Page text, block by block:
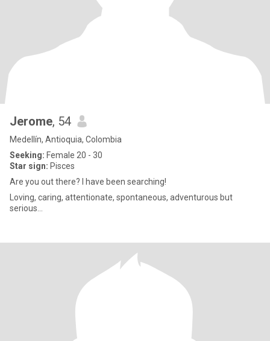
Jerome, 54
Medellín, Antioquia, Colombia
Seeking: Female 20 - 30
Star sign: Pisces
Are you out there? I have been searching!
Loving, caring, attentionate, spontaneous, adventurous but
serious...